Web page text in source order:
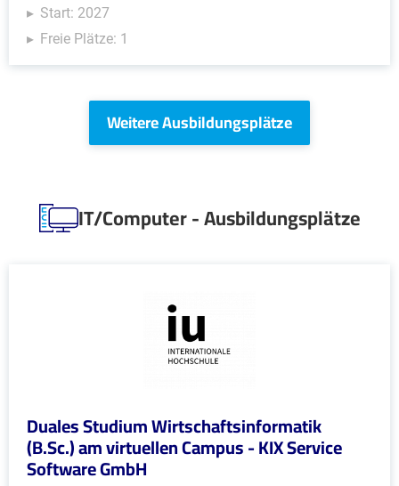
Start: 2027
Freie Plätze: 1
Weitere Ausbildungsplätze
IT/Computer - Ausbildungsplätze
Duales Studium Wirtschaftsinformatik
(B.Sc.) am virtuellen Campus - KIX Service
Software GmbH